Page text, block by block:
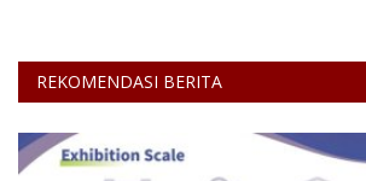
REKOMENDASI BERITA